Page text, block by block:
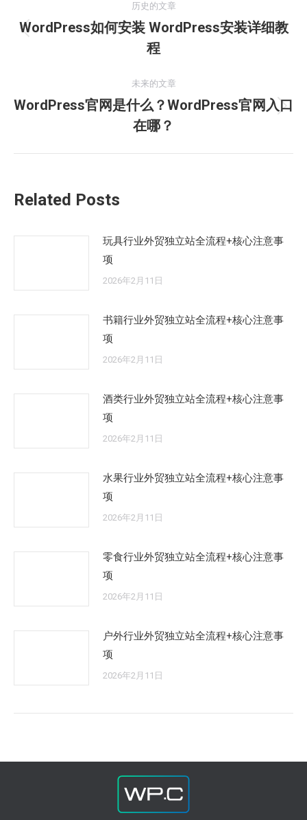
章
历史的文章
史
章：
WordPress如何安装 WordPress安装详细教
程
未来的文章
未
来
的
WordPress官网是什么？WordPress官网入口
在哪？
Related Posts
玩具行业外贸独立站全流程+核心注意事
项
2026年2月11日
书籍行业外贸独立站全流程+核心注意事
项
2026年2月11日
酒类行业外贸独立站全流程+核心注意事
项
2026年2月11日
水果行业外贸独立站全流程+核心注意事
项
2026年2月11日
零食行业外贸独立站全流程+核心注意事
项
2026年2月11日
户外行业外贸独立站全流程+核心注意事
项
2026年2月11日